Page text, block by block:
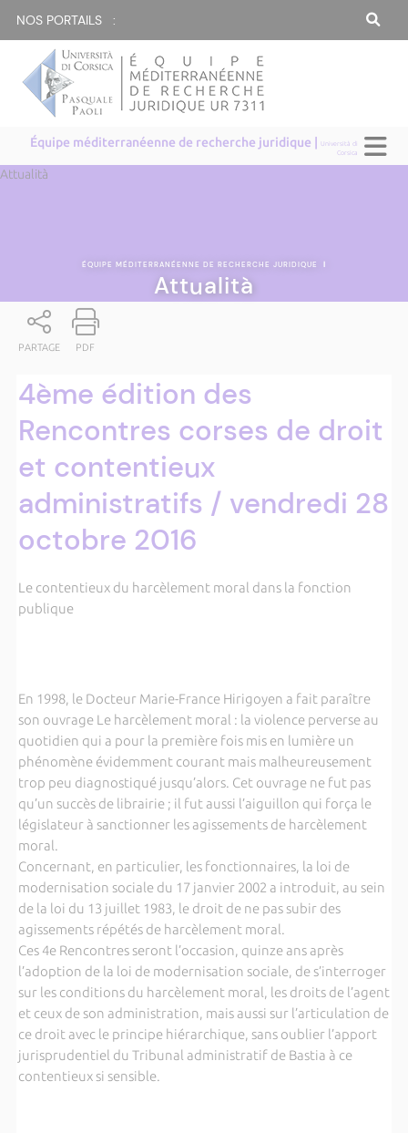
NOS PORTAILS :
Équipe méditerranéenne de recherche juridique |Università di
Corsica
Attualità
ÉQUIPE MÉDITERRANÉENNE DE RECHERCHE JURIDIQUE |
Attualità
PARTAGE PDF
4ème édition des
Rencontres corses de droit
et contentieux
administratifs / vendredi 28
octobre 2016
Le contentieux du harcèlement moral dans la fonction
publique
En 1998, le Docteur Marie-France Hirigoyen a fait paraître
son ouvrage Le harcèlement moral : la violence perverse au
quotidien qui a pour la première fois mis en lumière un
phénomène évidemment courant mais malheureusement
trop peu diagnostiqué jusqu’alors. Cet ouvrage ne fut pas
qu’un succès de librairie ; il fut aussi l’aiguillon qui força le
législateur à sanctionner les agissements de harcèlement
moral.
Concernant, en particulier, les fonctionnaires, la loi de
modernisation sociale du 17 janvier 2002 a introduit, au sein
de la loi du 13 juillet 1983, le droit de ne pas subir des
agissements répétés de harcèlement moral.
Ces 4e Rencontres seront l’occasion, quinze ans après
l’adoption de la loi de modernisation sociale, de s’interroger
sur les conditions du harcèlement moral, les droits de l’agent
et ceux de son administration, mais aussi sur l’articulation de
ce droit avec le principe hiérarchique, sans oublier l’apport
jurisprudentiel du Tribunal administratif de Bastia à ce
contentieux si sensible.